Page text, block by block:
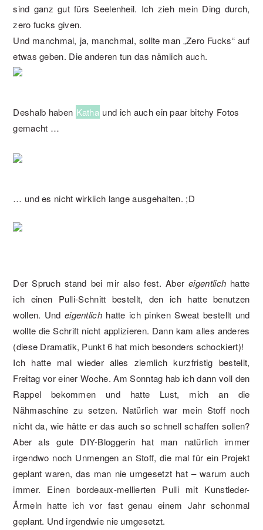
sind ganz gut fürs Seelenheil. Ich zieh mein Ding durch,
zero fucks given.
Und manchmal, ja, manchmal, sollte man „Zero Fucks“ auf
etwas geben. Die anderen tun das nämlich auch.
Deshalb haben Katha und ich auch ein paar bitchy Fotos
gemacht …
… und es nicht wirklich lange ausgehalten. ;D
Der Spruch stand bei mir also fest. Abereigentlich hatte
ich einen Pulli-Schnitt bestellt, den ich hatte benutzen
wollen. Und eigentlichhatte ich pinken Sweat bestellt und
wollte die Schrift nicht applizieren. Dann kam alles anderes
(diese Dramatik, Punkt 6 hat mich besonders schockiert)!
Ich hatte mal wieder alles ziemlich kurzfristig bestellt,
Freitag vor einer Woche. Am Sonntag hab ich dann voll den
Rappel bekommen und hatte Lust, mich an die
Nähmaschine zu setzen. Natürlich war mein Stoff noch
nicht da, wie hätte er das auch so schnell schaffen sollen?
Aber als gute DIY-Bloggerin hat man natürlich immer
irgendwo noch Unmengen an Stoff, die mal für ein Projekt
geplant waren, das man nie umgesetzt hat – warum auch
immer. Einen bordeaux-mellierten Pulli mit Kunstleder-
Ärmeln hatte ich vor fast genau einem Jahr schonmal
geplant. Und irgendwie nie umgesetzt.